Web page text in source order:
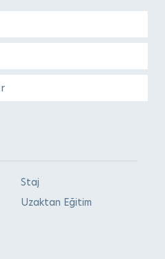
Staj
Uzaktan Eğitim